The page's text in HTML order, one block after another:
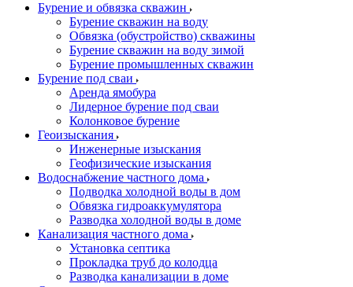
Бурение и обвязка скважин
Бурение скважин на воду
Обвязка (обустройство) скважины
Бурение скважин на воду зимой
Бурение промышленных скважин
Бурение под сваи
Аренда ямобура
Лидерное бурение под сваи
Колонковое бурение
Геоизыскания
Инженерные изыскания
Геофизические изыскания
Водоснабжение частного дома
Подводка холодной воды в дом
Обвязка гидроаккумулятора
Разводка холодной воды в доме
Канализация частного дома
Установка септика
Прокладка труб до колодца
Разводка канализации в доме